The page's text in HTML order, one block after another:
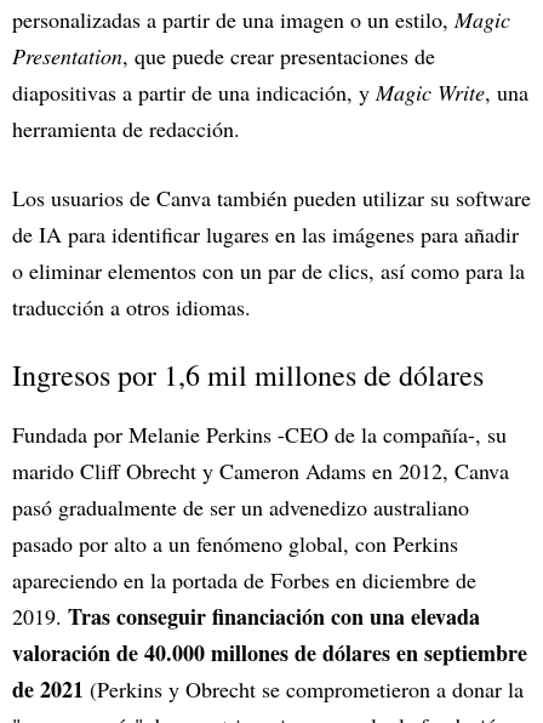
personalizadas a partir de una imagen o un estilo,Magic
Presentation, que puede crear presentaciones de
diapositivas a partir de una indicación, yMagic Write, una
herramienta de redacción.
Los usuarios de Canva también pueden utilizar su software
de IA para identificar lugares en las imágenes para añadir
o eliminar elementos con un par de clics, así como para la
traducción a otros idiomas.
Ingresos por 1,6 mil millones de dólares
Fundada por Melanie Perkins -CEO de la compañía-, su
marido Cliff Obrecht y Cameron Adams en 2012, Canva
pasó gradualmente de ser un advenedizo australiano
pasado por alto a un fenómeno global, con Perkins
apareciendo en la portada de Forbes en diciembre de
2019. Tras conseguir financiación con una elevada
valoración de 40.000 millones de dólares en septiembre
de 2021 (Perkins y Obrecht se comprometieron a donar la